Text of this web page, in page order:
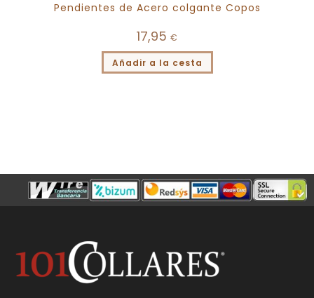
Pendientes de Acero colgante Copos
17,95 €
Añadir a la cesta